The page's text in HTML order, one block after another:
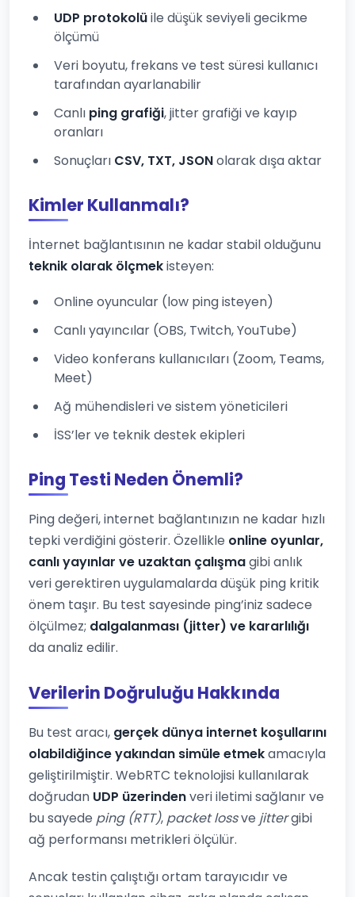
UDP protokolüile düşük seviyeli gecikme
ölçümü
Veri boyutu, frekans ve test süresi kullanıcı
tarafından ayarlanabilir
Canlı ping grafiği, jitter grafiği ve kayıp
oranları
Sonuçları CSV, TXT, JSONolarak dışa aktar
Kimler Kullanmalı?
İnternet bağlantısının ne kadar stabil olduğunu
teknik olarak ölçmekisteyen:
Online oyuncular (low ping isteyen)
Canlı yayıncılar (OBS, Twitch, YouTube)
Video konferans kullanıcıları (Zoom, Teams,
Meet)
Ağ mühendisleri ve sistem yöneticileri
İSS’ler ve teknik destek ekipleri
Ping Testi Neden Önemli?
Ping değeri, internet bağlantınızın ne kadar hızlı
tepki verdiğini gösterir. Özellikle online oyunlar,
canlı yayınlar ve uzaktan çalışmagibi anlık
veri gerektiren uygulamalarda düşük ping kritik
önem taşır. Bu test sayesinde ping’iniz sadece
ölçülmez; dalgalanması (jitter) ve kararlılığı
da analiz edilir.
Verilerin Doğruluğu Hakkında
Bu test aracı, gerçek dünya internet koşullarını
olabildiğince yakından simüle etmekamacıyla
geliştirilmiştir. WebRTC teknolojisi kullanılarak
doğrudan UDP üzerindenveri iletimi sağlanır ve
bu sayede ping (RTT), packet lossve jittergibi
ağ performansı metrikleri ölçülür.
Ancak testin çalıştığı ortam tarayıcıdır ve